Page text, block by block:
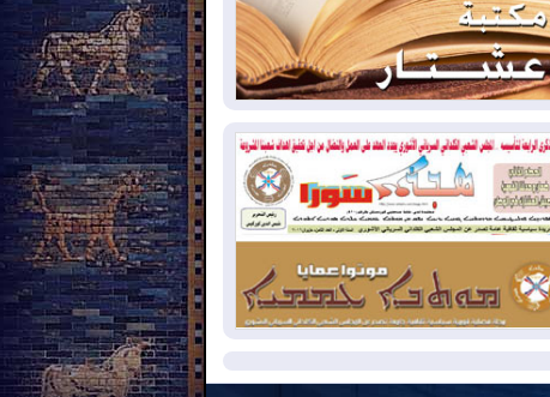
2026-08-03كوبا تغرق في الظلام مجددا
وانهيار الشبكة الكهربائية
2026-08-03
أوامر بإجلاء 60 ألف شخص
بسبب الحرائق في ولاية واشنطن
2026-08-02مشروع "حسابي" يُمهل
الموظفين حتى نهاية أغسطس لاستلام
بطاقاتهم المصرفية
2026-08-02دمشق وعمّان تحذران بغداد:
أي هجوم من أراضي العراق سيواجه برد
المزيد